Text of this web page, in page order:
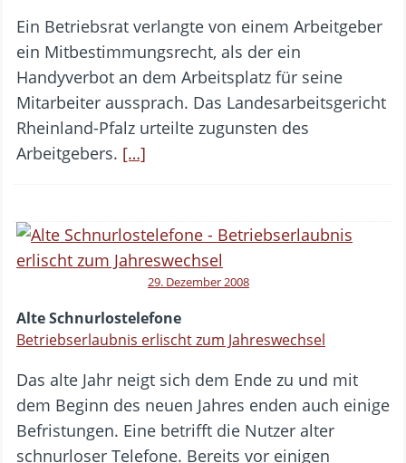
Ein Betriebsrat verlangte von einem Arbeitgeber
ein Mitbestimmungsrecht, als der ein
Handyverbot an dem Arbeitsplatz für seine
Mitarbeiter aussprach. Das Landesarbeitsgericht
Rheinland-Pfalz urteilte zugunsten des
Arbeitgebers. […]
29. Dezember 2008
Alte Schnurlostelefone
Betriebserlaubnis erlischt zum Jahreswechsel
Das alte Jahr neigt sich dem Ende zu und mit
dem Beginn des neuen Jahres enden auch einige
Befristungen. Eine betrifft die Nutzer alter
schnurloser Telefone. Bereits vor einigen